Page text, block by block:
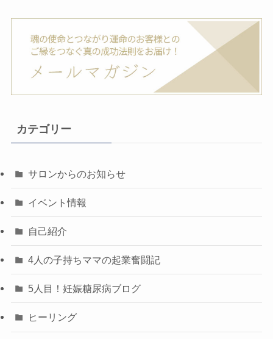
カテゴリー
サロンからのお知らせ
イベント情報
自己紹介
4人の子持ちママの起業奮闘記
5人目！妊娠糖尿病ブログ
ヒーリング